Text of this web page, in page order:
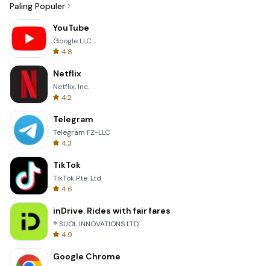
Paling Populer
YouTube
Google LLC
4.8
Netflix
Netflix, Inc.
4.2
Telegram
Telegram FZ-LLC
4.3
TikTok
TikTok Pte. Ltd.
4.6
inDrive. Rides with fair fares
® SUOL INNOVATIONS LTD
4.9
Google Chrome